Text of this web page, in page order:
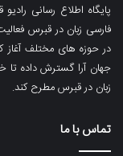
پایگاه اطلاع رسانی
جهان آرا گسترش داده تا
زبان در قبرس مطرح کند.
تماس با ما